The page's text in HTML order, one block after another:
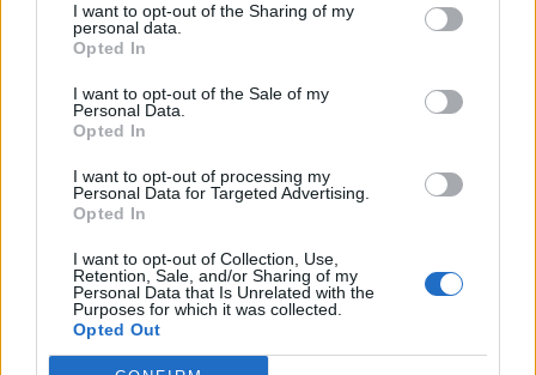
I want to opt-out of the Sharing of my
personal data.
Opted In
I want to opt-out of the Sale of my
Personal Data.
Opted In
I want to opt-out of processing my
Personal Data for Targeted Advertising.
Opted In
I want to opt-out of Collection, Use,
Retention, Sale, and/or Sharing of my
Personal Data that Is Unrelated with the
Purposes for which it was collected.
Opted Out
VAI ALLA VERSIONE CLASSICA
Il materiale (testo, foto e video) consultabile in questo portale è di nostra proprietà.
Alcune foto (screenshot) ed articoli presenti su "Calciomercato Magazine" sono in parte
giunti da internet, in quanto arrivati alla nostra attenzione attraverso regolari
comunicati stampa con immagini e testi allegati ed autorizzati alla pubblicazione, e
quindi valutati di pubblico dominio. Se i soggetti o gli autori avessero qualcosa in